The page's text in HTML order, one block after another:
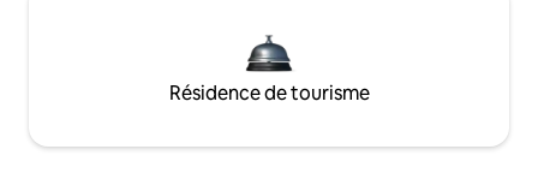
Résidence de tourisme